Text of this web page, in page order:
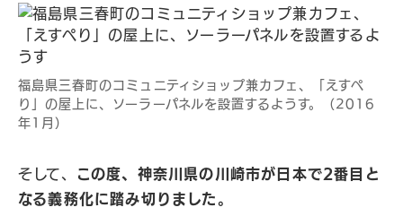
福島県三春町のコミュニティショップ兼カフェ、「えすぺ
り」の屋上に、ソーラーパネルを設置するようす。（2016
年1月）
そして、
この度、神奈川県の川崎市が日本で2番目と
なる義務化に踏み切りました。